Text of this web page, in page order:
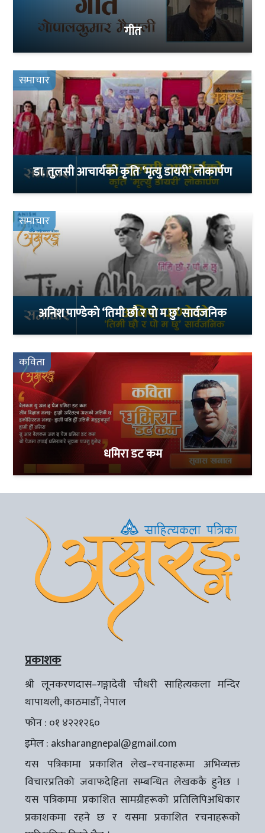
गीत
समाचार
डा. तुलसी आचार्यको कृति ‘मृत्यु डायरी’ लोकार्पण
समाचार
अनिश पाण्डेको ‘तिमी छौ र पो म छु’ सार्वजनिक
कविता
धमिरा डट कम
प्रकाशक
श्री लूनकरणदास–गङ्गादेवी चौधरी साहित्यकला मन्दिर
थापाथली, काठमाडौँ, नेपाल
फोन : ०१ ४२२१२६०
इमेल : aksharangnepal@gmail.com
यस पत्रिकामा प्रकाशित लेख–रचनाहरूमा अभिव्यक्त
विचारप्रतिको जवाफदेहिता सम्बन्धित लेखककै हुनेछ ।
यस पत्रिकामा प्रकाशित सामग्रीहरूको प्रतिलिपिअधिकार
प्रकाशकमा रहने छ र यसमा प्रकाशित रचनाहरूको